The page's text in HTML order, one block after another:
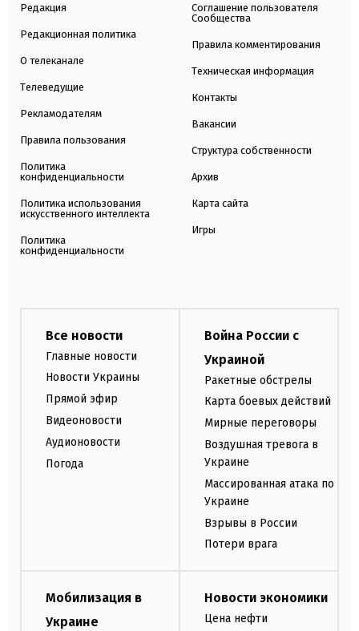
Редакция
Редакционная политика
О телеканале
Телеведущие
Рекламодателям
Правила пользования
Политика
конфиденциальности
Политика использования
искусственного интеллекта
Политика
конфиденциальности
Соглашение пользователя
Сообщества
Правила комментирования
Техническая информация
Контакты
Вакансии
Структура собственности
Архив
Карта сайта
Игры
Все новости
Главные новости
Новости Украины
Прямой эфир
Видеоновости
Аудионовости
Погода
Война России с
Украиной
Ракетные обстрелы
Карта боевых действий
Мирные переговоры
Воздушная тревога в
Украине
Массированная атака по
Украине
Взрывы в России
Потери врага
Мобилизация в
Украине
Новости экономики
Цена нефти